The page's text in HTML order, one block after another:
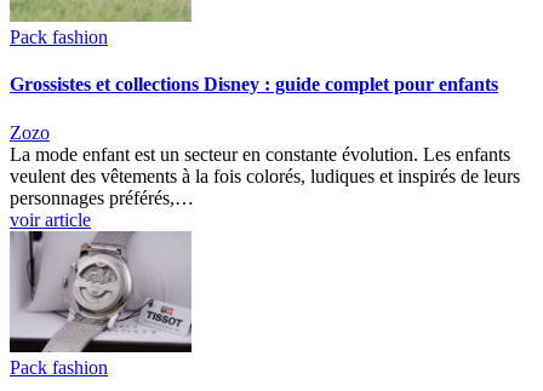
Pack fashion
Grossistes et collections Disney : guide complet pour enfants
Zozo
La mode enfant est un secteur en constante évolution. Les enfants
veulent des vêtements à la fois colorés, ludiques et inspirés de leurs
personnages préférés,…
voir article
Pack fashion